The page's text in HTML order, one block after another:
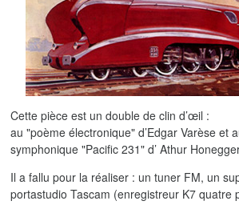
Cette pièce est un double de clin d’œil :
au "poème électronique" d’Edgar Varèse et
symphonique "Pacific 231" d’ Athur
Il a fallu pour la réaliser : un tuner FM, un
portastudio Tascam (enregistreur K7 quatre